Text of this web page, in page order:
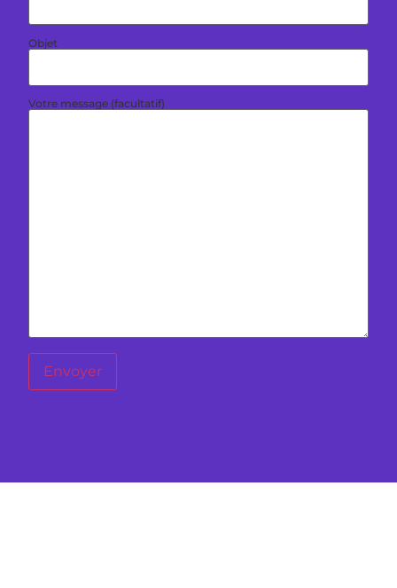
Objet
Votre message (facultatif)